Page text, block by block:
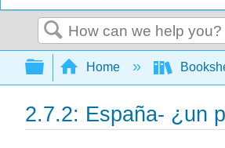
Search
Expand/collapse
Home
2.7.2: España- ¿un